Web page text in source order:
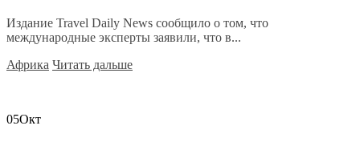
Издание Travel Daily News сообщило о том, что
международные эксперты заявили, что в...
Африка Читать дальше
05Окт